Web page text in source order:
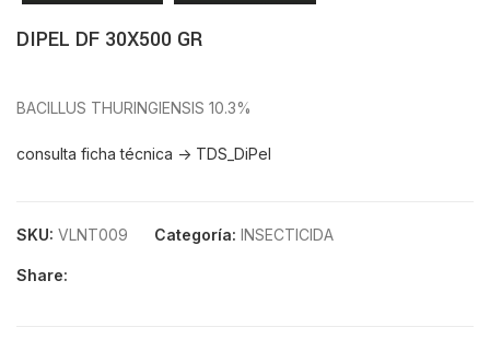
DIPEL DF 30X500 GR
BACILLUS THURINGIENSIS 10.3%
consulta ficha técnica -> TDS_DiPel
SKU: VLNT009 Categoría: INSECTICIDA
Share: